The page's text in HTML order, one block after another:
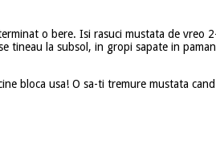
o bere. Isi rasuci mustata de
tineau la subsol, in gropi sapate in
bloca usa! O sa-ti tremure mustata